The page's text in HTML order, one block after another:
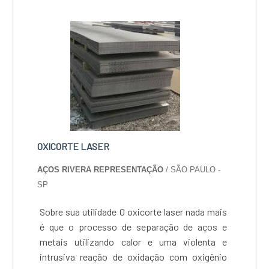
OXICORTE LASER
AÇOS RIVERA REPRESENTAÇÃO / SÃO PAULO -
SP
Sobre sua utilidade O oxicorte laser nada mais
é que o processo de separação de aços e
metais utilizando calor e uma violenta e
intrusiva reação de oxidação com oxigênio